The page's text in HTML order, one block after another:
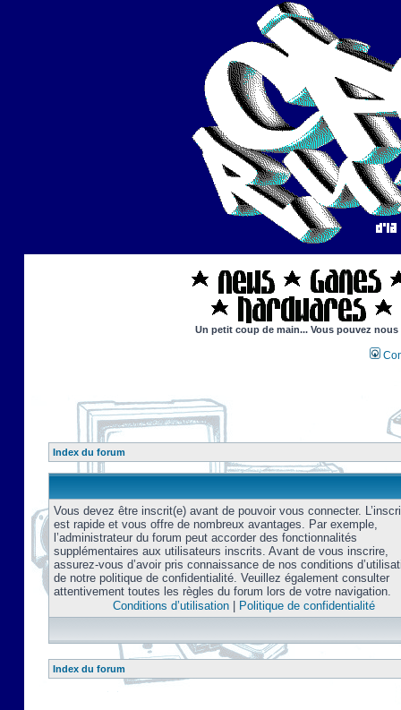
Un petit coup de main... Vous pouvez
Index du forum
Vous devez être inscrit(e) avant de pouvoir vous connecter.
est rapide et vous offre de nombreux avantages. Par exemple,
l’administrateur du forum peut accorder des fonctionnalités
supplémentaires aux utilisateurs inscrits. Avant de vous inscrire,
assurez-vous d’avoir pris connaissance de nos conditions
de notre politique de confidentialité. Veuillez également consulter
attentivement toutes les règles du forum lors de votre navigation.
Conditions d’utilisation| Politique de confidentialité
Index du forum